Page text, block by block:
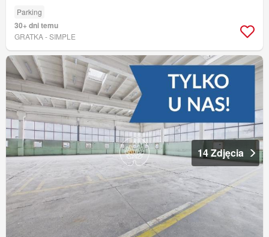
Parking
30+ dni temu
GRATKA - SIMPLE
14 Zdjęcia